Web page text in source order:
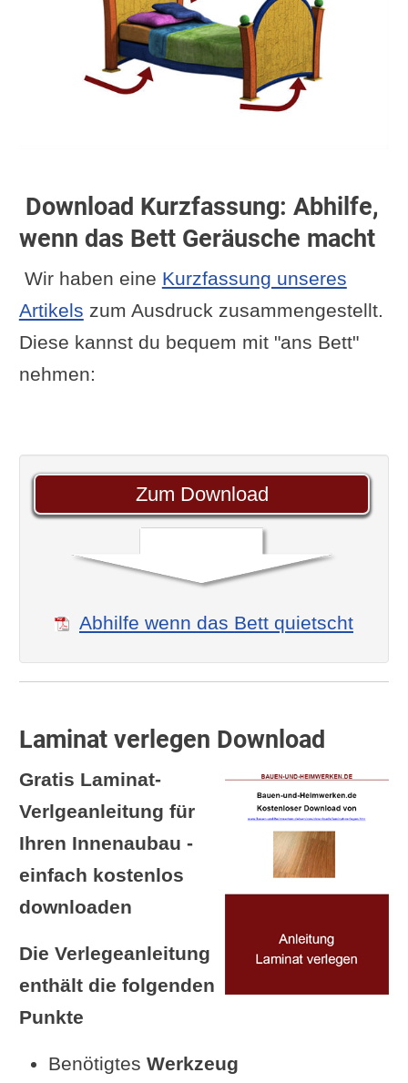
Download Kurzfassung: Abhilfe,
wenn das Bett Geräusche macht
Wir haben eine Kurzfassung unseres
Artikels zum Ausdruck zusammengestellt.
Diese kannst du bequem mit "ans Bett"
nehmen:
Zum Download
Abhilfe wenn das Bett quietscht
Laminat verlegen Download
Gratis Laminat-
Verlgeanleitung für
Ihren Innenaubau -
einfach kostenlos
downloaden
Die Verlegeanleitung
enthält die folgenden
Punkte
Benötigtes Werkzeug